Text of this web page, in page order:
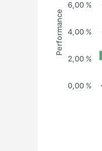
Performance
0,00 %
2,00 %
4,00 %
6,00 %